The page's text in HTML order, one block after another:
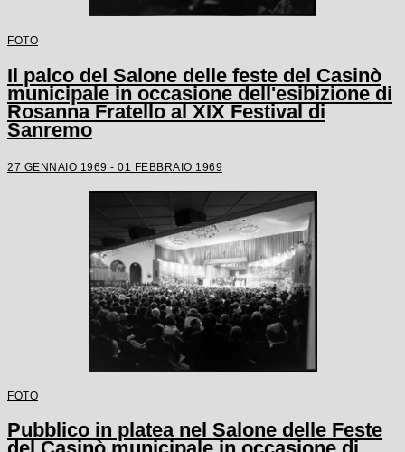
FOTO
Il palco del Salone delle feste del Casinò
municipale in occasione dell'esibizione di
Rosanna Fratello al XIX Festival di
Sanremo
27 GENNAIO 1969 - 01 FEBBRAIO 1969
FOTO
Pubblico in platea nel Salone delle Feste